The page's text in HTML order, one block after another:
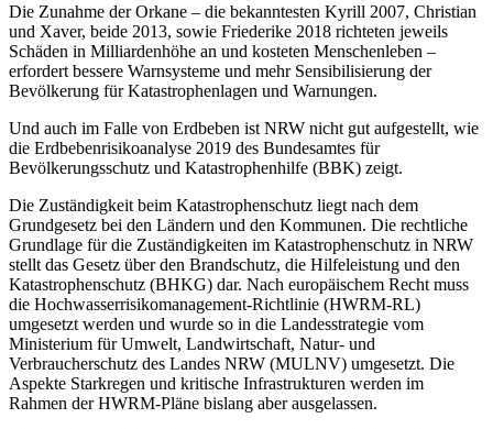
Die Zunahme der Orkane – die bekanntesten Kyrill 2007, Christian
und Xaver, beide 2013, sowie Friederike 2018 richteten jeweils
Schäden in Milliardenhöhe an und kosteten Menschenleben –
erfordert bessere Warnsysteme und mehr Sensibilisierung der
Bevölkerung für Katastrophenlagen und Warnungen.
Und auch im Falle von Erdbeben ist NRW nicht gut aufgestellt, wie
die Erdbebenrisikoanalyse 2019 des Bundesamtes für
Bevölkerungsschutz und Katastrophenhilfe (BBK) zeigt.
Die Zuständigkeit beim Katastrophenschutz liegt nach dem
Grundgesetz bei den Ländern und den Kommunen. Die rechtliche
Grundlage für die Zuständigkeiten im Katastrophenschutz in NRW
stellt das Gesetz über den Brandschutz, die Hilfeleistung und den
Katastrophenschutz (BHKG) dar. Nach europäischem Recht muss
die Hochwasserrisikomanagement-Richtlinie (HWRM-RL)
umgesetzt werden und wurde so in die Landesstrategie vom
Ministerium für Umwelt, Landwirtschaft, Natur- und
Verbraucherschutz des Landes NRW (MULNV) umgesetzt. Die
Aspekte Starkregen und kritische Infrastrukturen werden im
Rahmen der HWRM-Pläne bislang aber ausgelassen.